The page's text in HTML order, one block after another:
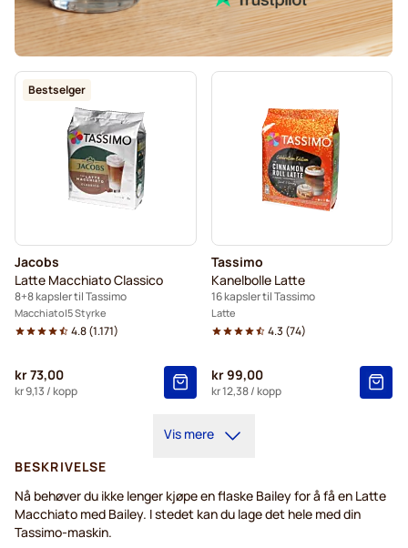
Bestselger
Jacobs
Latte Macchiato Classico
8+8 kapsler til Tassimo
Macchiato 5 Styrke
4.8(1.171)
kr 73,00
kr 9,13 / kopp
Tassimo
Kanelbolle Latte
16 kapsler til Tassimo
Latte
4.3 (74)
kr 99,00
kr 12,38/ kopp
Vis mere
BESKRIVELSE
Nå behøver du ikke lenger kjøpe en flaske Bailey for å få en Latte
Macchiato med Bailey. I stedet kan du lage det hele med din
Tassimo-maskin.